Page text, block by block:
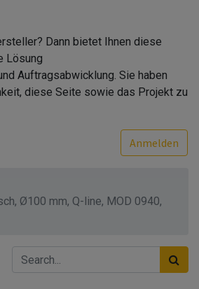
Dann bietet Ihnen diese
Lösung
Auftragsabwicklung. Sie haben
diese Seite sowie das Projekt zu
Anmelden
Ø100 mm, Q-line, MOD 0940,